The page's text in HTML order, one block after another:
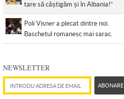
tare să câștigăm și în Albania!”
Poli Visner a plecat dintre noi.
Baschetul romanesc mai sarac.
NEWSLETTER
ABONARE